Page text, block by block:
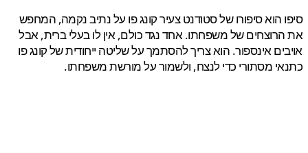
הוא סיפורו של סטודנט צעיר קונג פו על נתיב נקמה, המחפש
של משפחתו. אחד נגד כולם, אין לו בעלי ברית, אבל
אינספור. הוא צריך להסתמך על שליטה ייחודית של קונג פו
מסתורי כדי לנצח, ולשמור על מורשת משפחתו.